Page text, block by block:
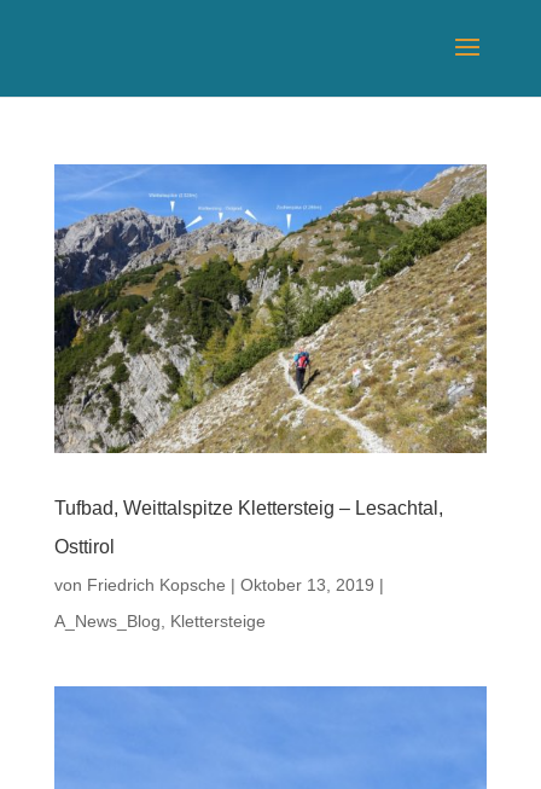
Tufbad, Weittalspitze Klettersteig – Lesachtal,
Osttirol
von Friedrich Kopsche | Oktober 13, 2019 |
A_News_Blog
Klettersteige